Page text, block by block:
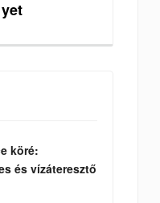
köré:
és vízáteresztő